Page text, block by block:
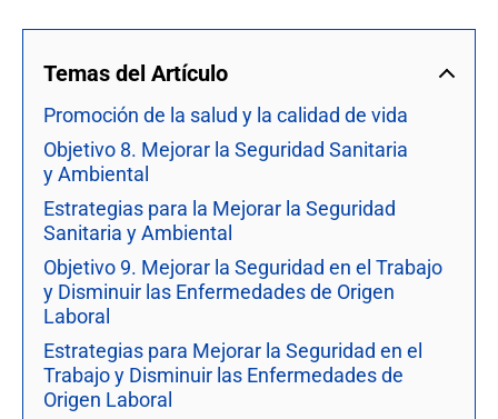
Temas del Artículo
Promoción de la salud y la calidad de vida
Objetivo 8. Mejorar la Seguridad Sanitaria
y Ambiental
Estrategias para la Mejorar la Seguridad
Sanitaria y Ambiental
Objetivo 9. Mejorar la Seguridad en el Trabajo
y Disminuir las Enfermedades de Origen
Laboral
Estrategias para Mejorar la Seguridad en el
Trabajo y Disminuir las Enfermedades de
Origen Laboral